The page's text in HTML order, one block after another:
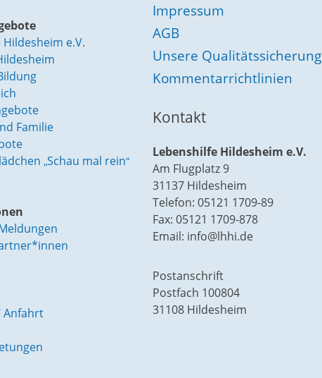
e.V.
Familie
„Schau mal rein“
Anfahrt
Impressum
AGB
Unsere Qualitätssicherung
Kommentarrichtlinien
Kontakt
Lebenshilfe Hildesheim e.V.
Am Flugplatz 9
31137 Hildesheim
Telefon: 05121 1709-89
Fax: 05121 1709-878
Email: info@lhhi.de
Postanschrift
Postfach 100804
31108 Hildesheim